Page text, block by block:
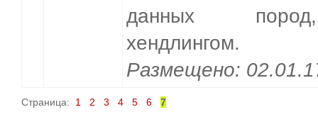
данных
хендлингом.
Размещено:
Страница: 1 2 3 4 5 6 7